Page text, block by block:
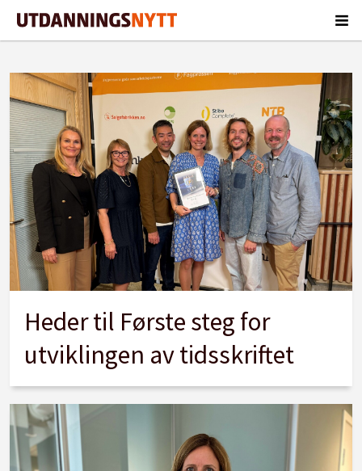
Tag:
line
fredheim
storvik
Heder til Første steg for
utviklingen av tidsskriftet